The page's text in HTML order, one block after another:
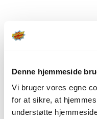
Denne hjemmeside
Vi bruger vores egne
for at sikre, at
understøtte